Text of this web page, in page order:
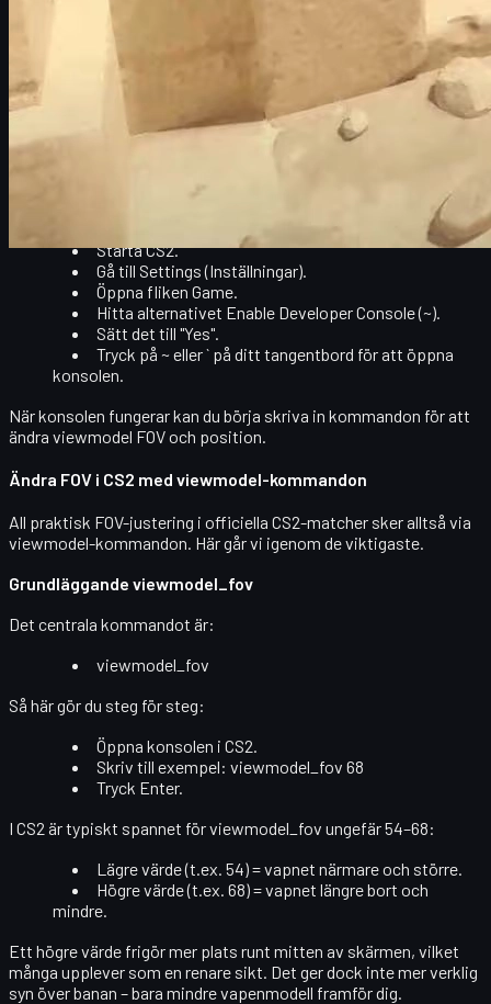
Genom att optimera din viewmodel kan du få en
renare och mer
överskådlig skärm
utan att bryta mot några regler. Recoil, spray,
bullet spread och skada ändras inte – det är enbart
presentationen
av vapnet som justeras.
Förberedelser – aktivera developer console
. Om du inte redan har den aktiverad gör du så
Starta CS2.
Gå till Settings(Inställningar).
Öppna fliken Game.
Hitta alternativet Enable Developer Console (~).
Sätt det till "Yes".
Tryck på ~eller` på ditt tangentbord för att öppna
konsolen.
När konsolen fungerar kan du börja skriva in kommandon för att
ändra viewmodel FOV och position.
Ändra FOV i CS2 med viewmodel-kommandon
All praktisk FOV-justering i officiella CS2-matcher sker alltså via
viewmodel-kommandon. Här går vi igenom de viktigaste.
Grundläggande viewmodel_fov
Det centrala kommandot är:
viewmodel_fov
Så här gör du steg för steg:
Öppna konsolen i CS2.
Skriv till exempel: viewmodel_fov 68
Tryck Enter.
I CS2 är typiskt spannet för viewmodel_fov ungefär54–68:
Lägre värde (t.ex. 54) = vapnet närmare och större.
Högre värde (t.ex. 68) = vapnet längre bort och
mindre.
Ett högre värde frigör mer plats runt mitten av skärmen, vilket
många upplever som en renare sikt. Det ger dock intemer verklig
syn över banan – bara mindre vapenmodell framför dig.